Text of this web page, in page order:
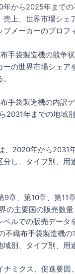
年から2025年まで
売上、世界市場シェ
メーカーのプロフ
手袋製造機の競争
ーの世界市場シェア
手袋製造機の内訳
2031年までの地域
、2020年から2031
分し、タイプ別、用
9章、第10章、第11
の主要国の販売数
ベルでの販売データ
不織布手袋製造機の
別、タイプ別、用
ナミクス、促進要因